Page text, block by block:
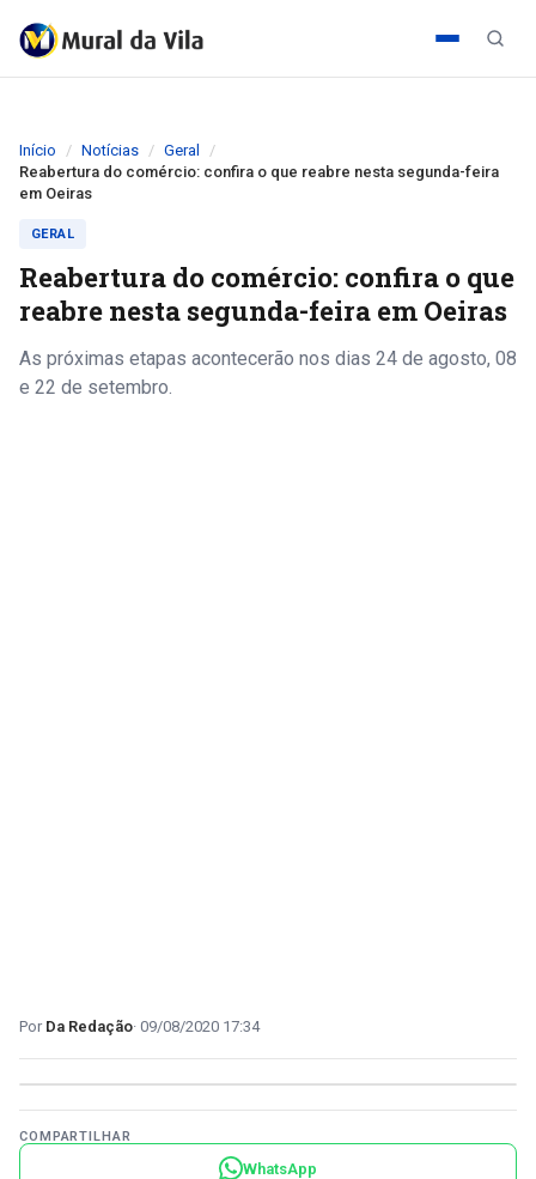
Início Notícias
Geral
Reabertura do comércio: confira o que reabre nesta segunda-feira
em Oeiras
GERAL
Reabertura do comércio: confira o que
reabre nesta segunda-feira em Oeiras
As próximas etapas acontecerão nos dias 24 de agosto, 08
e 22 de setembro.
Da Redação 09/08/2020 17:34
COMPARTILHAR
WhatsApp